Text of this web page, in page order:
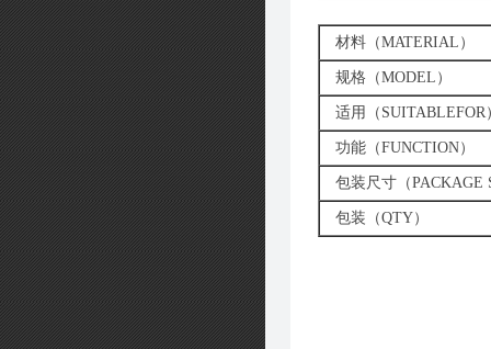
材料（MATERIAL）
规格（MODEL）
适用（SUITABLEFOR
功能（FUNCTION）
包装尺寸（PACKAGE
包装（QTY）